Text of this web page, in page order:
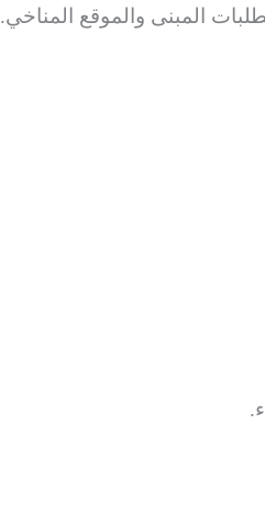
المبنى والموقع المناخي.